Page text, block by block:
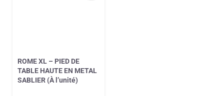
ROME XL – PIED DE
TABLE HAUTE EN METAL
SABLIER (À l’unité)